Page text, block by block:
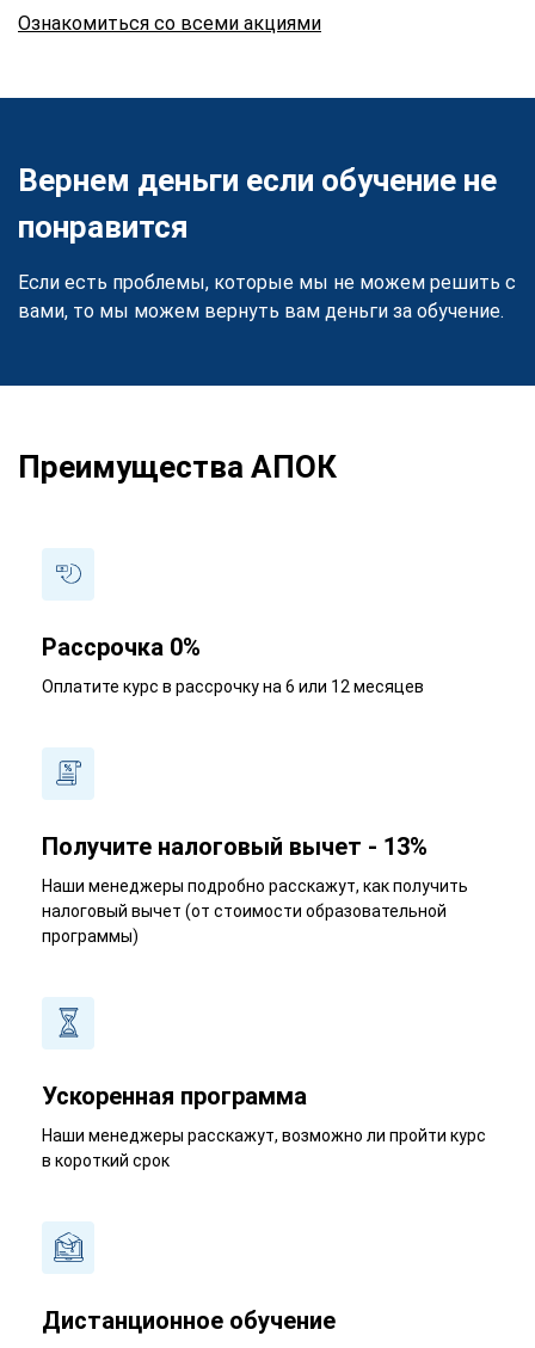
Ознакомиться со всеми акциями
Вернем деньги если обучение не
понравится
Если есть проблемы, которые мы не можем решить с
вами, то мы можем вернуть вам деньги за обучение.
Преимущества АПОК
Рассрочка 0%
Оплатите курс в рассрочку на 6 или 12 месяцев
Получите налоговый вычет - 13%
Наши менеджеры подробно расскажут, как получить
налоговый вычет (от стоимости образовательной
программы)
Ускоренная программа
Наши менеджеры расскажут, возможно ли пройти курс
в короткий срок
Дистанционное обучение